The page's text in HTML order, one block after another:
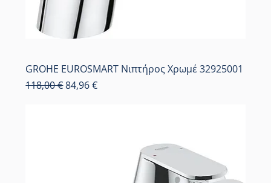
GROHE EUROSMART Νιπτήρος Χρωμέ 32925001
Κανονική τιμή
118,00 €Τιμή Έκπτωσης
84,96 €